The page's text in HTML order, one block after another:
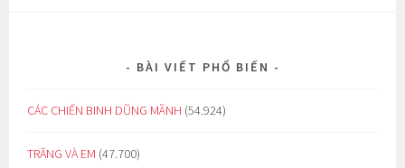
BÀI VIẾT PHỔ BIẾN
CÁC CHIẾN BINH DŨNG MÃNH (54.924)
TRĂNG VÀ EM (47.700)